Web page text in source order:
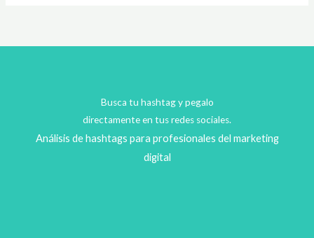
Busca tu hashtag y pegalo
directamente en tus redes sociales.
Análisis de hashtags para profesionales del marketing
digital